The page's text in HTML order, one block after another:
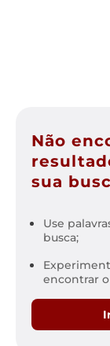
Não
sua
Use
busca;
encontrar